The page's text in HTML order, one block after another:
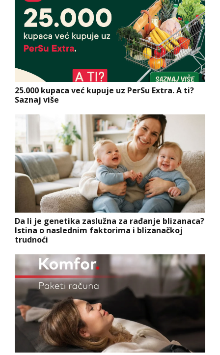
25.000 kupaca već kupuje uz PerSu Extra. A ti?
Saznaj više
Da li je genetika zaslužna za rađanje blizanaca?
Istina o naslednim faktorima i blizanačkoj
trudnoći